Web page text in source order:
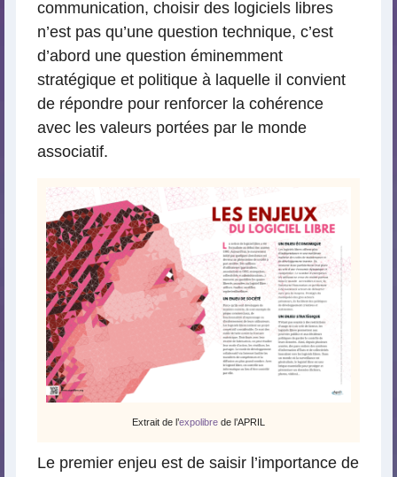
communication, choisir des logiciels libres
n’est pas qu’une question technique, c’est
d’abord une question éminemment
stratégique et politique à laquelle il convient
de répondre pour renforcer la cohérence
avec les valeurs portées par le monde
associatif.
Extrait de l’expolibre de l’APRIL
Le premier enjeu est de saisir l’importance de